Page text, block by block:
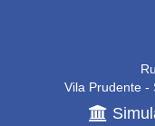
Vila Prudente -